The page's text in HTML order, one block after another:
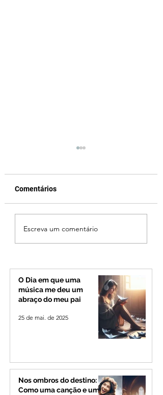
Cleitinho volta atrás,
cita mensagem divina,
mas partido nega
de Minas
Comentários
Escreva um comentário
O Dia em que uma
música me deu um
abraço do meu pai
25 de mai. de 2025
Nos ombros do destino:
Como uma canção e um